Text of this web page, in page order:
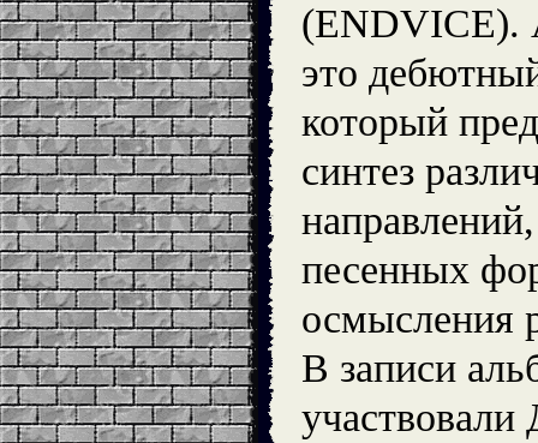
(ENDVICE).
это
который
синтез
песенных
осмысления
В записи